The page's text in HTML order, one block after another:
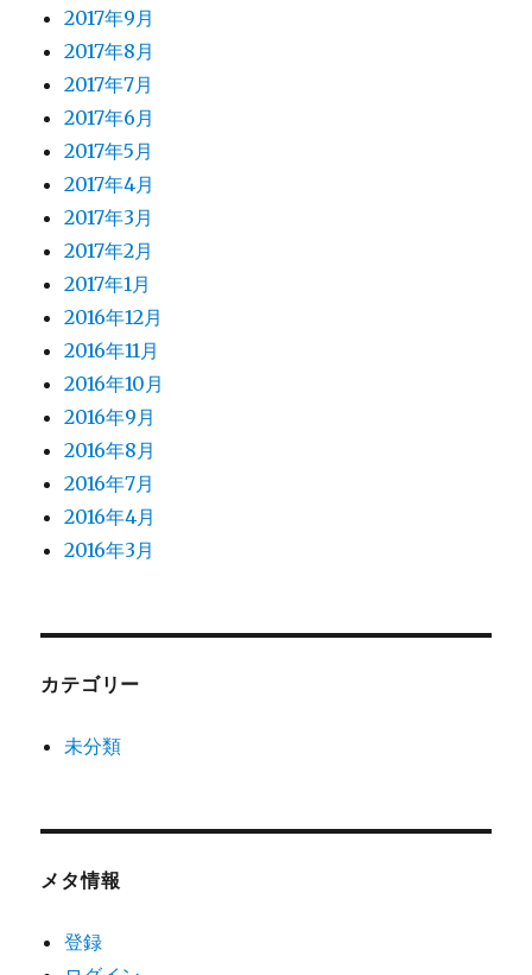
2017年9月
2017年8月
2017年7月
2017年6月
2017年5月
2017年4月
2017年3月
2017年2月
2017年1月
2016年12月
2016年11月
2016年10月
2016年9月
2016年8月
2016年7月
2016年4月
2016年3月
カテゴリー
未分類
メタ情報
登録